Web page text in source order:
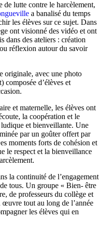
lutte contre le harcèlement,
a banalisé du temps
les élèves sur ce sujet. Dans
ont visionné des vidéo et ont
dans des ateliers : création
réflexion autour du savoir
originale, avec une photo
d’élèves et
et maternelle, les élèves ont
la coopération et le
et bienveillante. Une
par un goûter offert par
moments forts de cohésion et
le respect et la bienveillance
la continuité de l’engagement
tous. Un groupe « Bien- être
de professeurs du collège et
œuvre tout au long de l’année
les élèves qui en